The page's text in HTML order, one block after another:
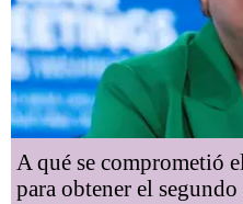
A qué se comprometió
para obtener el